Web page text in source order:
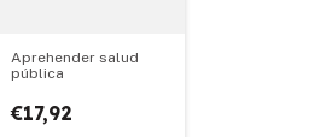
Aprehender salud
pública
€17,92